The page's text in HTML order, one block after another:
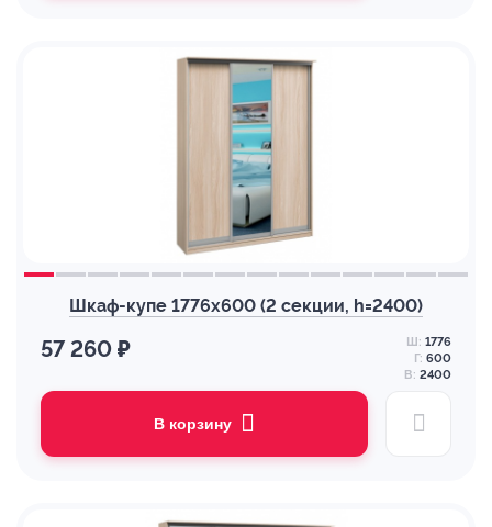
Шкаф-купе 1776х600 (2 секции, h=2400)
57 260 ₽ Ш: 1776
Г: 600
В: 2400
В корзину